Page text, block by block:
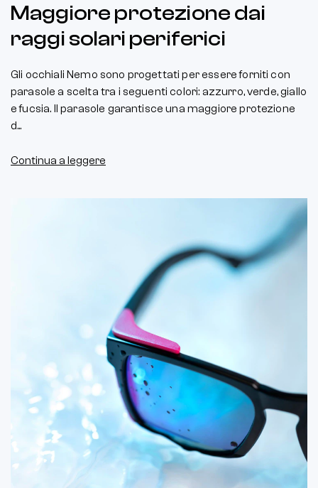
Maggiore protezione dai
raggi solari periferici
Gli occhiali Nemo sono progettati per essere forniti con
parasole a scelta tra i seguenti colori: azzurro, verde, giallo
e fucsia. Il parasole garantisce una maggiore protezione
d...
Continua a leggere